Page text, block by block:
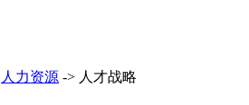
人力资源 -> 人才战略